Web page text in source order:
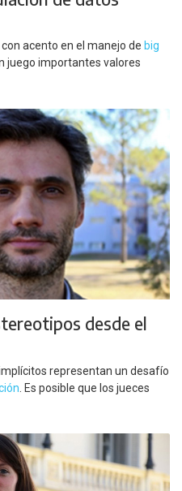
acento en el manejo de big
juego importantes valores
desde el
representan un desafío
. Es posible que los jueces